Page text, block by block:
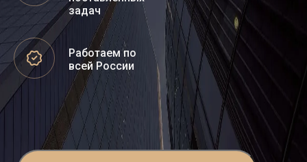
задач
Работаем по
всей России